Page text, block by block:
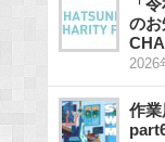
「
の
2026
作